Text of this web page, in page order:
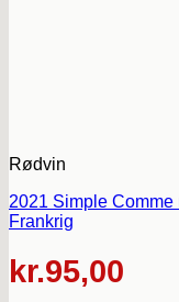
Rødvin
2021 Simple Comme
Frankrig
kr.95,00